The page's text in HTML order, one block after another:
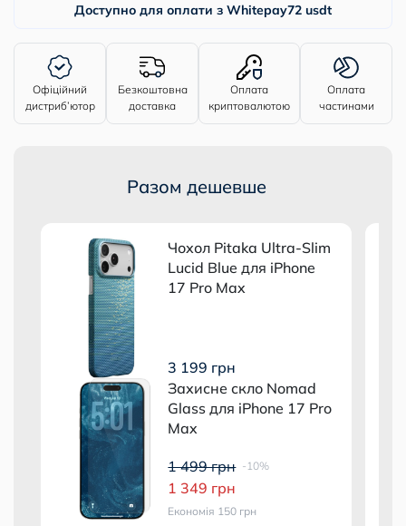
Доступно для оплати з Whitepay72 usdt
Офіційний
дистриб’ютор
Безкоштовна
доставка
Оплата
криптовалютою
Оплата
частинами
Разом дешевше
Чохол Pitaka Ultra-Slim
Lucid Blue для iPhone
17 Pro Max
3 199 грн
Захисне скло Nomad
Glass для iPhone 17 Pro
Max
1 499 грн -10%
1 349 грн
Економія 150 грн